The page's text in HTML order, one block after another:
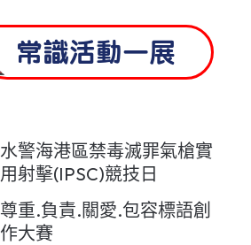
常識活動一展
水警海港區禁毒滅罪氣槍實
用射擊(IPSC)競技日
尊重.負責.關愛.包容標語創
作大賽